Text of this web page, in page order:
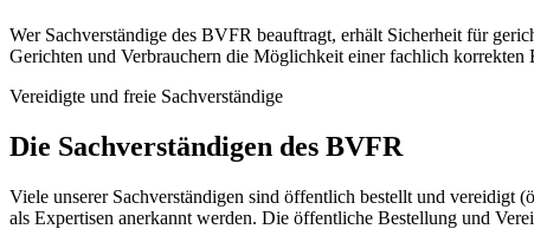
Wer Sachverständige des BVFR beauftragt, erhält Sicherheit für
Gerichten und Verbrauchern die Möglichkeit einer fachlich korrekten
Vereidigte und freie Sachverständige
Die Sachverständigen des BVFR
Viele unserer Sachverständigen sind öffentlich bestellt und vereidigt
als Expertisen anerkannt werden. Die öffentliche Bestellung und